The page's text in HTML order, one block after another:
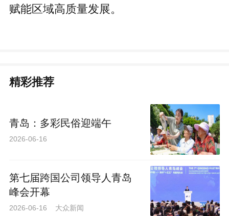
赋能区域高质量发展。
精彩推荐
青岛：多彩民俗迎端午
2026-06-16
第七届跨国公司领导人青岛
峰会开幕
2026-06-16 大众新闻